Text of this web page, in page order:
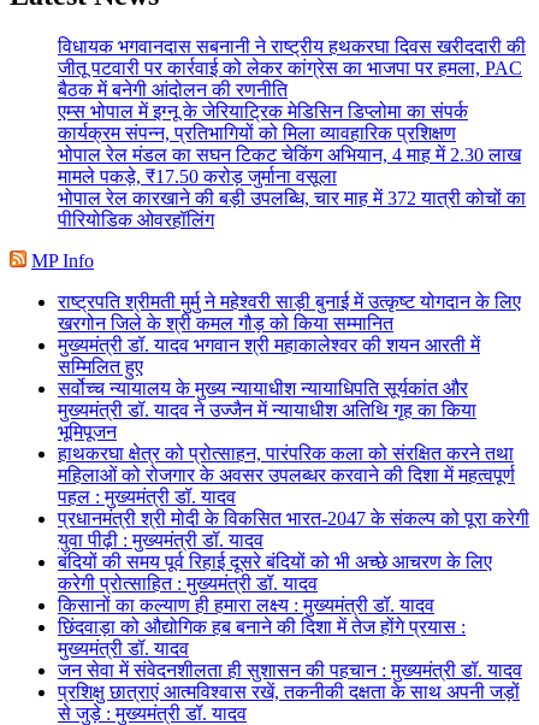
विधायक भगवानदास सबनानी ने राष्ट्रीय हथकरघा दिवस खरीददारी की
जीतू पटवारी पर कार्रवाई को लेकर कांग्रेस का भाजपा पर हमला, PAC
बैठक में बनेगी आंदोलन की रणनीति
एम्स भोपाल में इग्नू के जेरियाट्रिक मेडिसिन डिप्लोमा का संपर्क
कार्यक्रम संपन्न, प्रतिभागियों को मिला व्यावहारिक प्रशिक्षण
भोपाल रेल मंडल का सघन टिकट चेकिंग अभियान, 4 माह में 2.30 लाख
मामले पकड़े, ₹17.50 करोड़ जुर्माना वसूला
भोपाल रेल कारखाने की बड़ी उपलब्धि, चार माह में 372 यात्री कोचों का
पीरियोडिक ओवरहॉलिंग
MP Info
राष्ट्रपति श्रीमती मुर्मु ने महेश्वरी साड़ी बुनाई में उत्कृष्ट योगदान के लिए
खरगोन जिले के श्री कमल गौड़ को किया सम्मानित
मुख्यमंत्री डॉ. यादव भगवान श्री महाकालेश्‍वर की शयन आरती में
सम्मिलित हुए
सर्वोच्च न्यायालय के मुख्‍य न्‍यायाधीश न्यायाधिपति सूर्यकांत और
मुख्यमंत्री डॉ. यादव ने उज्जैन में न्यायाधीश अतिथि गृह का किया
भूमिपूजन
हाथकरघा क्षेत्र को प्रोत्साहन, पारंपरिक कला को संरक्षित करने तथा
महिलाओं को रोजगार के अवसर उपलब्धर करवाने की दिशा में महत्वपूर्ण
पहल : मुख्यमंत्री डॉ. यादव
प्रधानमंत्री श्री मोदी के विकसित भारत-2047 के संकल्प को पूरा करेगी
युवा पीढ़ी : मुख्यमंत्री डॉ. यादव
बंदियों की समय पूर्व रिहाई दूसरे बंदियों को भी अच्छे आचरण के लिए
करेगी प्रोत्साहित : मुख्यमंत्री डॉ. यादव
किसानों का कल्याण ही हमारा लक्ष्य : मुख्यमंत्री डॉ. यादव
छिंदवाड़ा को औद्योगिक हब बनाने की दिशा में तेज होंगे प्रयास :
मुख्यमंत्री डॉ. यादव
जन सेवा में संवेदनशीलता ही सुशासन की पहचान : मुख्यमंत्री डॉ. यादव
प्रशिक्षु छात्राएं आत्मविश्वास रखें, तकनीकी दक्षता के साथ अपनी जड़ों
से जुड़े : मुख्यमंत्री डॉ. यादव